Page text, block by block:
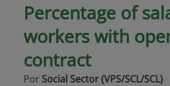
Percentage of
workers with
contract
Por Social Sector (VPS/SCL/SCL)